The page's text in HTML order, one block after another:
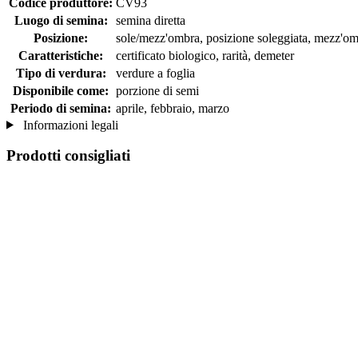
Luogo di semina:
semina diretta
Posizione:
sole/mezz'ombra, posizione soleggiata,
Caratteristiche:
certificato biologico, rarità, demeter
Tipo di verdura:
verdure a foglia
Disponibile come: porzione di semi
Periodo di semina: aprile, febbraio, marzo
Informazioni legali
Prodotti consigliati